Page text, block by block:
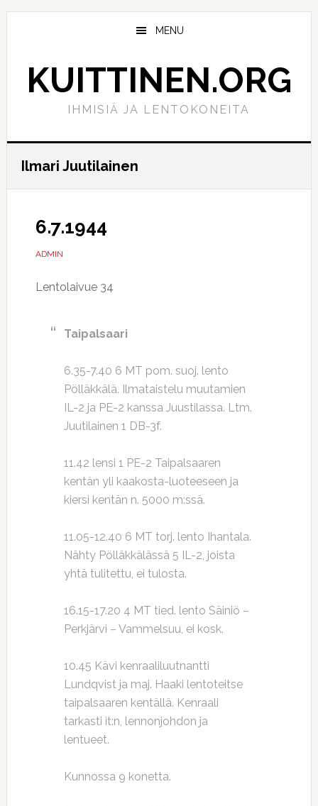
Hyppää
Hyppää
MENU
KUITTINEN.ORG
IHMISIÄ JA LENTOKONEITA
Ilmari Juutilainen
6.7.1944
ADMIN
Lentolaivue 34
Taipalsaari
6.35-7.40 6 MT pom. suoj. lento
Pölläkkälä. Ilmataistelu muutamien
IL-2 ja PE-2 kanssa Juustilassa. Ltm.
Juutilainen 1 DB-3f.
11.42 lensi 1 PE-2 Taipalsaaren
kentän yli kaakosta-luoteeseen ja
kiersi kentän n. 5000 m:ssä.
11.05-12.40 6 MT torj. lento Ihantala.
Nähty Pölläkkälässä 5 IL-2, joista
yhtä tulitettu, ei tulosta.
16.15-17.20 4 MT tied. lento Säiniö –
Perkjärvi – Vammelsuu, ei kosk.
10.45 Kävi kenraaliluutnantti
Lundqvist ja maj. Haaki lentoteitse
taipalsaaren kentällä. Kenraali
tarkasti it:n, lennonjohdon ja
lentueet.
Kunnossa 9 konetta.